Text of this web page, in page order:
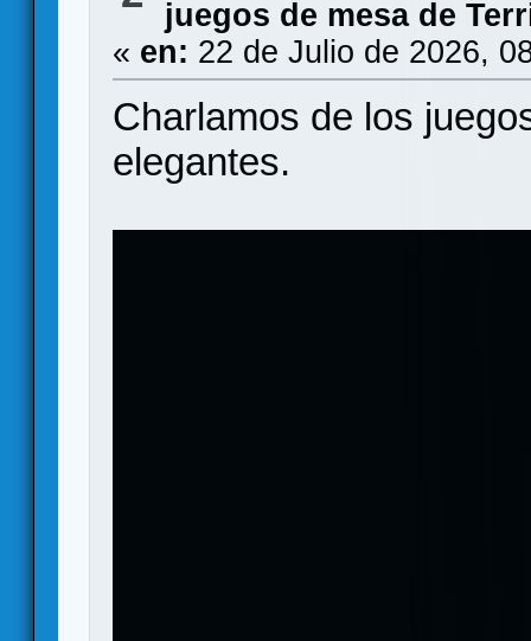
juegos de mesa de
« en: 22 de Julio de 2026,
Charlamos de los
elegantes.